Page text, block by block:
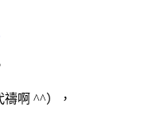
啊 ^^），